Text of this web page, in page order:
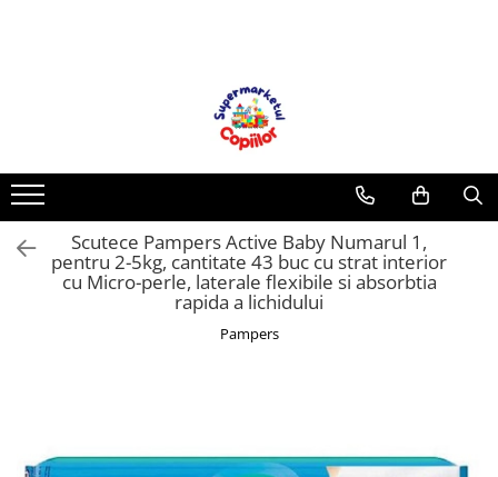
Accesorii pentru petrecere
Baloane
Mobila gradina & terasa
Piscine
Gaming, Carti & Birotica
Rechizite si papetarie pentru copii
Scutece Pampers Active Baby Numarul 1,
pentru 2-5kg, cantitate 43 buc cu strat interior
cu Micro-perle, laterale flexibile si absorbtia
rapida a lichidului
Pampers